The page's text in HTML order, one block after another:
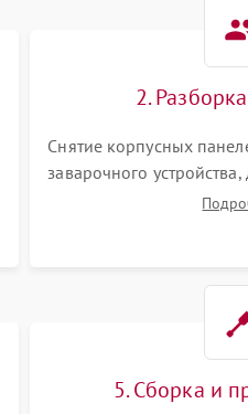
2.
Снятие корпусных
заварочного
гидросистемы. Глубокая
5. Сборка и